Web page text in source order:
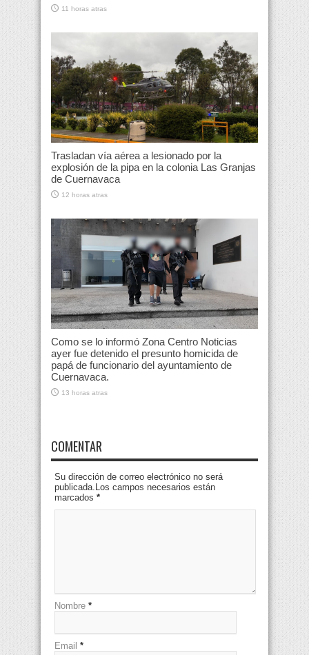
11 horas atras
Trasladan vía aérea a lesionado por la
explosión de la pipa en la colonia Las Granjas
de Cuernavaca
12 horas atras
Como se lo informó Zona Centro Noticias
ayer fue detenido el presunto homicida de
papá de funcionario del ayuntamiento de
Cuernavaca.
13 horas atras
COMENTAR
Su dirección de correo electrónico no será
publicada.Los campos necesarios están
marcados *
Nombre *
Email *